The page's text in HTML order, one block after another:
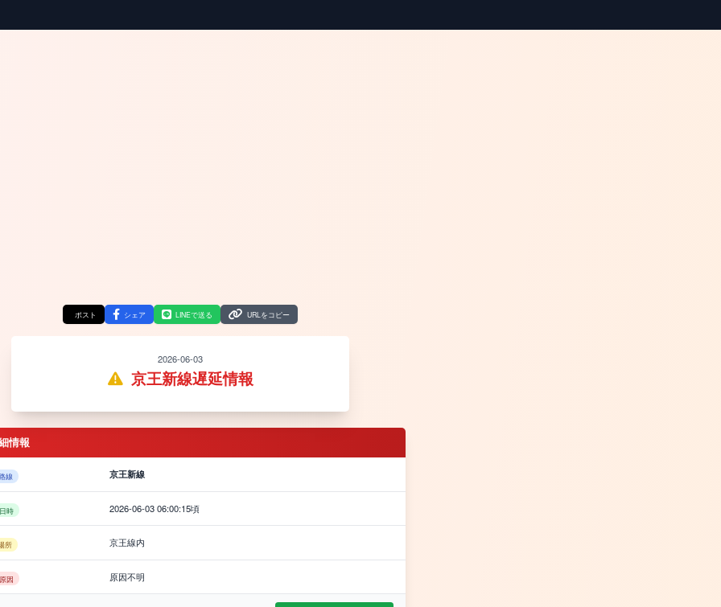
ポスト シェア LINEで送る URLをコピー
2026-06-03
京王新線遅延情報
情報
線 京王新線
時 2026-06-03 06:00:15頃
所 京王線内
因 原因不明